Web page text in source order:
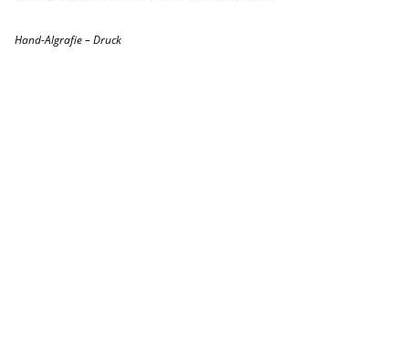
Hand-Algrafie – Druck